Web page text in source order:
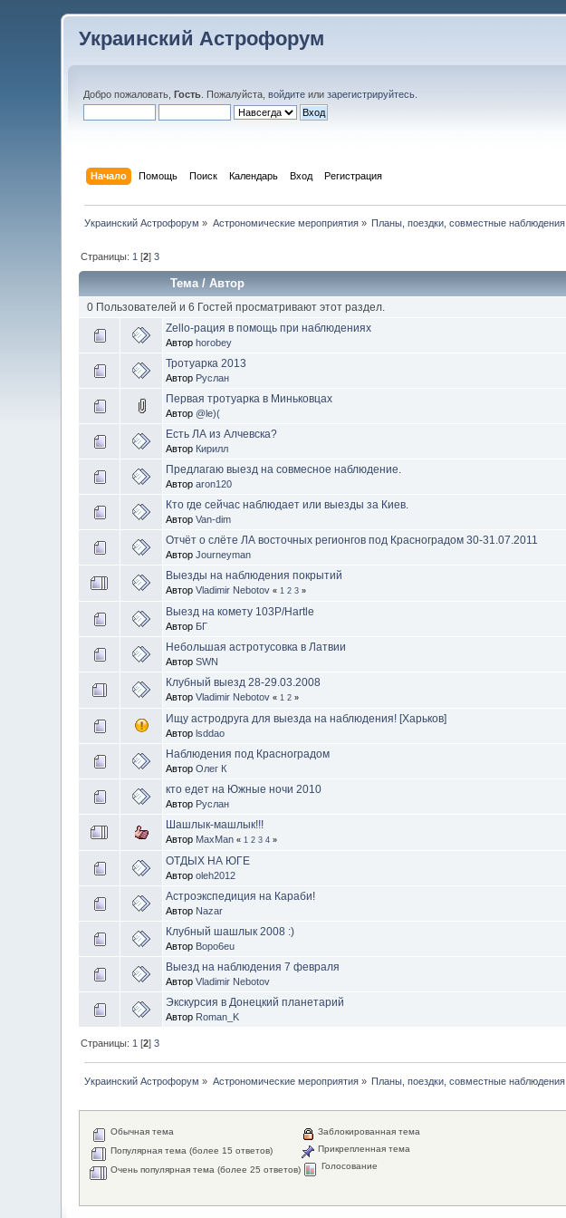
Украинский Астрофорум
Добро пожаловать,Гость . Пожалуйста,войдите илизарегистрируйтесь
Начало Помощь Поиск Календарь Вход Регистрация
Украинский Астрофорум » Астрономические мероприятия» Планы, поездки, совместные наблюдения
Страницы: 1 [2]3
Тема/Автор
0 Пользователей и 6 Гостей просматривают этот раздел.
Zello-рация в помощь при наблюдениях
Авторhorobey
Тротуарка 2013
Автор Руслан
Первая тротуарка в Миньковцах
Автор @le)(
Есть ЛА из Алчевска?
Автор Кирилл
Предлагаю выезд на совмесное наблюдение.
Авторaron120
Кто где сейчас наблюдает или выезды за Киев.
АвторVan-dim
Отчёт о слёте ЛА восточных регионгов под Красноградом 30-31.07.2011
АвторJourneyman
Выезды на наблюдения покрытий
АвторVladimir Nebotov « 1 2 3 »
Выезд на комету 103P/Hartle
Автор БГ
Небольшая астротусовка в Латвии
АвторSWN
Клубный выезд 28-29.03.2008
АвторVladimir Nebotov « 1 2 »
Ищу астродруга для выезда на наблюдения! [Харьков]
Авторlsddao
Наблюдения под Красноградом
АвторОлег К
кто едет на Южные ночи 2010
Автор Руслан
Шашлык-машлык!!!
Автор MaxMan « 1 2 3 4 »
ОТДЫХ НА ЮГЕ
Авторoleh2012
Астроэкспедиция на Караби!
Автор Nazar
Клубный шашлык 2008 :)
Автор Bopo6eu
Выезд на наблюдения 7 февраля
АвторVladimir Nebotov
Экскурсия в Донецкий планетарий
Автор Roman_K
Страницы: 1 [2]3
Украинский Астрофорум » Астрономические мероприятия» Планы, поездки, совместные наблюдения
Обычная тема
Популярная тема (более 15 ответов)
Очень популярная тема (более 25 ответов)
Заблокированная тема
Прикрепленная тема
Голосование